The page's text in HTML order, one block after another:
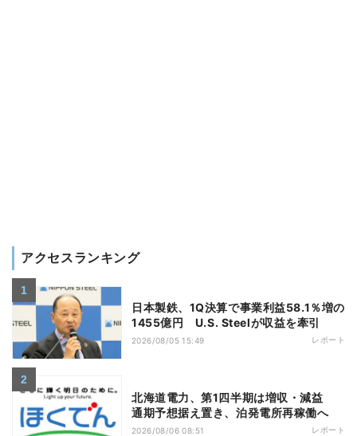
アクセスランキング
日本製鉄、1Q決算で事業利益58.1％増の
1455億円 U.S. Steelが収益を牽引
2026/08/05 15:49 レポート
北海道電力、第1四半期は増収・減益
通期予想据え置き、泊発電所再稼働へ
2026/08/06 08:51 レポート